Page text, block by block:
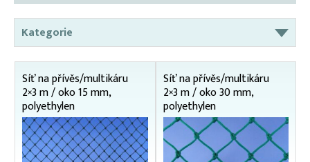
Kategorie
Dekorační sítě
Kontejnerové sítě (sítě na kontejnery a přívěsy)
1,5 x 2,5 m
2 x 3 m
2,5 x 3,5 m
Síť na přívěs/multikáru
2×3 m / oko 15 mm,
polyethylen
Síť na přívěs/multikáru
2×3 m / oko 30 mm,
polyethylen